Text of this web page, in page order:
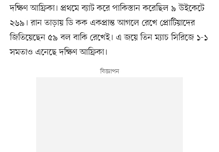
দক্ষিণ আফ্রিকা। প্রথমে ব্যাট করে পাকিস্তান করেছিল ৯ উইকেটে
২৬৯। রান তাড়ায় ডি কক একপ্রান্ত আগলে রেখে প্রোটিয়াদের
জিতিয়েছেন ৫৯ বল বাকি রেখেই। এ জয়ে তিন ম্যাচ সিরিজে ১-১
সমতাও এনেছে দক্ষিণ আফ্রিকা।